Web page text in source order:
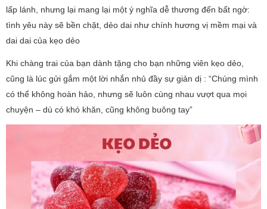
lấp lánh, nhưng lại mang lại một ý nghĩa dễ thương đến bất ngờ:
tình yêu này sẽ bền chặt, dẻo dai như chính hương vị mềm mại và
dai dai của kẹo dẻo
Khi chàng trai của bạn dành tặng cho bạn những viên kẹo dẻo,
cũng là lúc gửi gắm một lời nhắn nhủ đầy sự giản dị : “Chúng mình
có thể không hoàn hảo, nhưng sẽ luôn cùng nhau vượt qua mọi
chuyện – dù có khó khăn, cũng không buông tay”